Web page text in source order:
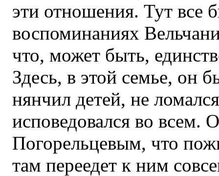
эти отношения. Тут все
воспоминаниях
что, может быть,
Здесь, в этой семье, он
нянчил детей, не
исповедовался во всем.
Погорельцевым, что
там переедет к ним